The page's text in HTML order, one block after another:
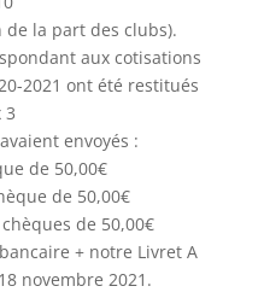
la part des clubs).
aux cotisations
2021 ont été restitués
3
envoyés :
de 50,00€
de 50,00€
de 50,00€
+ notre Livret A
novembre 2021.